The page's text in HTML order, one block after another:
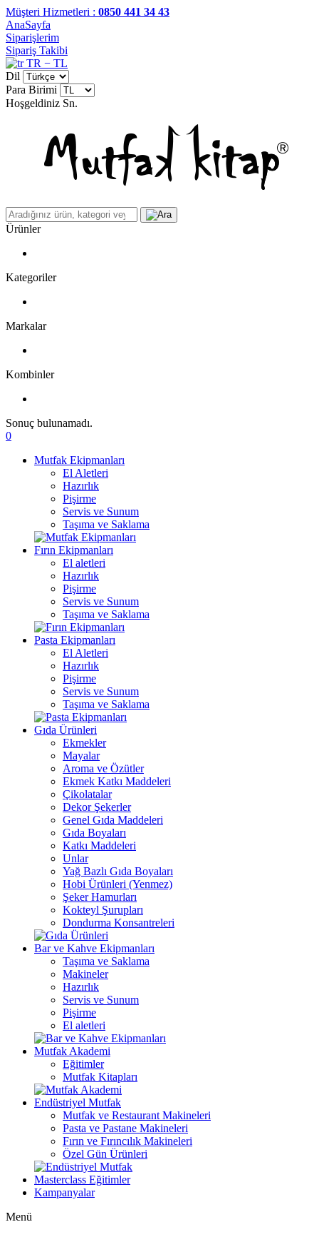
Müşteri Hizmetleri : 0850 441 34 43
AnaSayfa
Siparişlerim
Sipariş Takibi
TR − TL
Dil
Para Birimi
Hoşgeldiniz Sn.
Ürünler
Kategoriler
Markalar
Kombinler
Sonuç bulunamadı.
0
Mutfak Ekipmanları
El Aletleri
Hazırlık
Pişirme
Servis ve Sunum
Taşıma ve Saklama
Fırın Ekipmanları
El aletleri
Hazırlık
Pişirme
Servis ve Sunum
Taşıma ve Saklama
Pasta Ekipmanları
El Aletleri
Hazırlık
Pişirme
Servis ve Sunum
Taşıma ve Saklama
Gıda Ürünleri
Ekmekler
Mayalar
Aroma ve Özütler
Ekmek Katkı Maddeleri
Çikolatalar
Dekor Şekerler
Genel Gıda Maddeleri
Gıda Boyaları
Katkı Maddeleri
Unlar
Yağ Bazlı Gıda Boyaları
Hobi Ürünleri (Yenmez)
Şeker Hamurları
Kokteyl Şurupları
Dondurma Konsantreleri
Bar ve Kahve Ekipmanları
Taşıma ve Saklama
Makineler
Hazırlık
Servis ve Sunum
Pişirme
El aletleri
Mutfak Akademi
Eğitimler
Mutfak Kitapları
Endüstriyel Mutfak
Mutfak ve Restaurant Makineleri
Pasta ve Pastane Makineleri
Fırın ve Fırıncılık Makineleri
Özel Gün Ürünleri
Masterclass Eğitimler
Kampanyalar
Menü